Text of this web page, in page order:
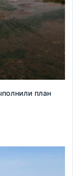
план